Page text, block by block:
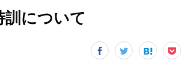
について